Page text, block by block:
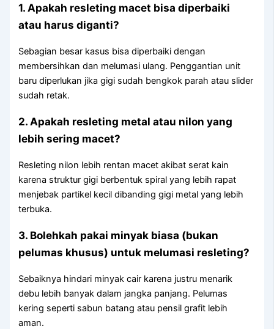
1. Apakah resleting macet bisa diperbaiki
atau harus diganti?
Sebagian besar kasus bisa diperbaiki dengan
membersihkan dan melumasi ulang. Penggantian unit
baru diperlukan jika gigi sudah bengkok parah atau slider
sudah retak.
2. Apakah resleting metal atau nilon yang
lebih sering macet?
Resleting nilon lebih rentan macet akibat serat kain
karena struktur gigi berbentuk spiral yang lebih rapat
menjebak partikel kecil dibanding gigi metal yang lebih
terbuka.
3. Bolehkah pakai minyak biasa (bukan
pelumas khusus) untuk melumasi resleting?
Sebaiknya hindari minyak cair karena justru menarik
debu lebih banyak dalam jangka panjang. Pelumas
kering seperti sabun batang atau pensil grafit lebih
aman.